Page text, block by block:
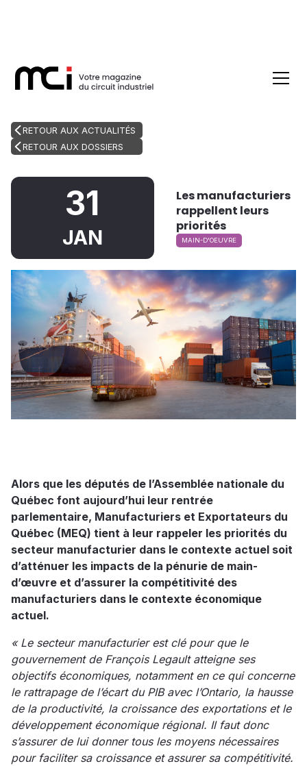
RETOUR AUX ACTUALITÉS
RETOUR AUX DOSSIERS
31
JAN
Les manufacturiers
rappellent leurs
priorités
MAIN-D'OEUVRE
Alors que les députés de l’Assemblée nationale du
Québec font aujourd’hui leur rentrée
parlementaire, Manufacturiers et Exportateurs du
Québec (MEQ) tient à leur rappeler les priorités du
secteur manufacturier dans le contexte actuel soit
d’atténuer les impacts de la pénurie de main-
d’œuvre et d’assurer la compétitivité des
manufacturiers dans le contexte économique
actuel.
« Le secteur manufacturier est clé pour que le
gouvernement de François Legault atteigne ses
objectifs économiques, notamment en ce qui concerne
le rattrapage de l’écart du PIB avec l’Ontario, la hausse
de la productivité, la croissance des exportations et le
développement économique régional. Il faut donc
s’assurer de lui donner tous les moyens nécessaires
pour faciliter sa croissance et assurer sa compétitivité.